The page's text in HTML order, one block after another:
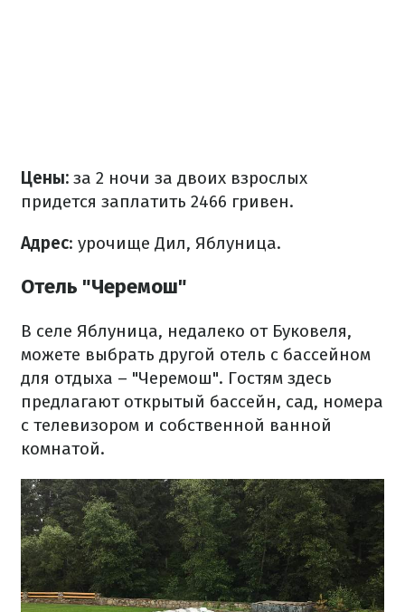
Цены: за 2 ночи за двоих взрослых
придется заплатить 2466 гривен.
Адрес: урочище Дил, Яблуница.
Отель "Черемош"
В селе Яблуница, недалеко от Буковеля,
можете выбрать другой отель с бассейном
для отдыха – "Черемош". Гостям здесь
предлагают открытый бассейн, сад, номера
с телевизором и собственной ванной
комнатой.